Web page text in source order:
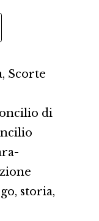
, Scorte
di
, storia,